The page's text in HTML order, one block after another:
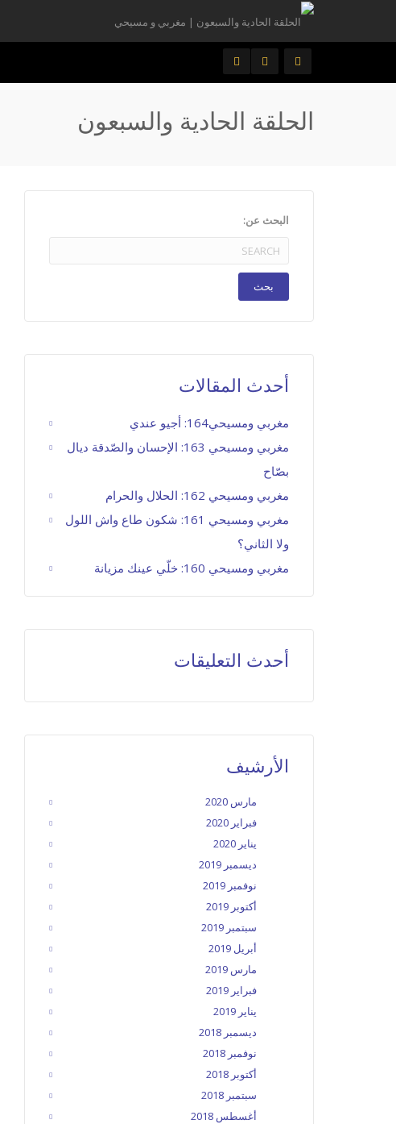
الحلقة الحادية والسبعون
البحث عن:
أحدث المقالات
مغربي ومسيحي164: أجيو عندي
مغربي ومسيحي 163: الإحسان والصّدقة ديال
بصّاح
مغربي ومسيحي 162: الحلال والحرام
مغربي ومسيحي 161: شكون طاع واش اللول
ولا الثاني؟
مغربي ومسيحي 160: خلّي عينك مزيانة
أحدث التعليقات
الأرشيف
مارس 2020
فبراير 2020
يناير 2020
ديسمبر 2019
نوفمبر 2019
أكتوبر 2019
سبتمبر 2019
أبريل 2019
مارس 2019
فبراير 2019
يناير 2019
ديسمبر 2018
نوفمبر 2018
أكتوبر 2018
سبتمبر 2018
أغسطس 2018